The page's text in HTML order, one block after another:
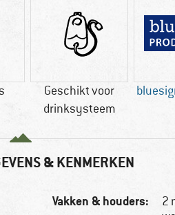
Geschikt voor
drinksysteem
& KENMERKEN
Vakken & houders:
2